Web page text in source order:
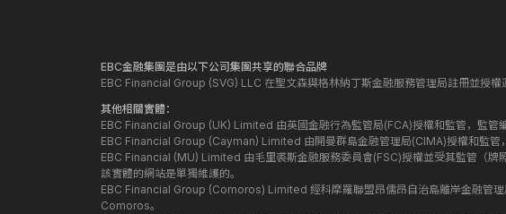
EBC金融集團是由以下公司集團共享的聯合品牌
EBC Financial Group (SVG) LLC 在聖文森與格林納丁斯金融服務管理局註冊並授
其他相關實體：
EBC Financial Group (UK) Limited 由英國金融行為監管局(FCA)授權和監管，監管
EBC Financial Group (Cayman) Limited 由開曼群島金融管理局(CIMA)授權和監管
EBC Financial (MU) Limited 由毛里裘斯金融服務委員會(FSC)授權並受其監管（
該實體的網站是單獨維護的。
EBC Financial Group (Comoros) Limited 經科摩羅聯盟昂儒昂自治島離岸金融
Comoros。